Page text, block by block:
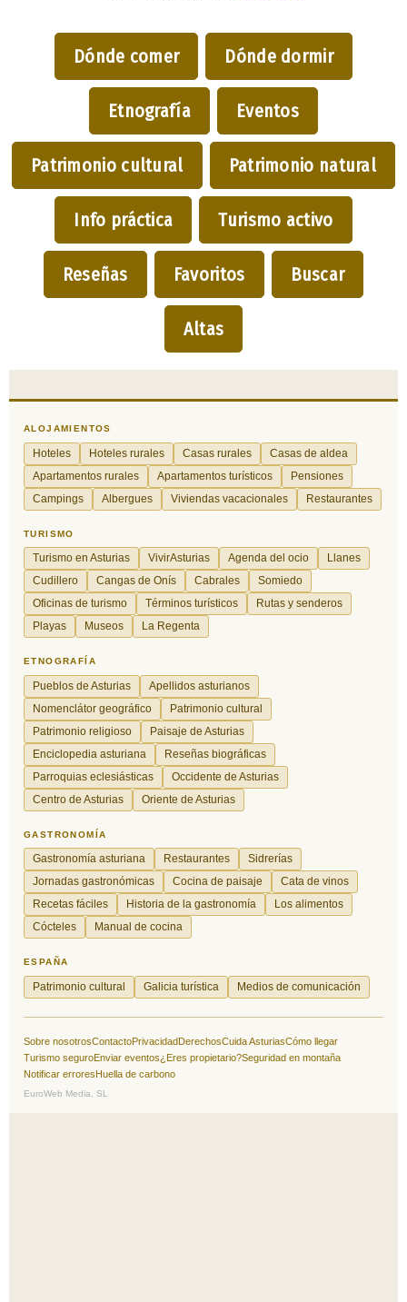
Dónde comer Dónde dormir
Etnografía Eventos
Patrimonio cultural Patrimonio natural
Info práctica Turismo activo
Reseñas Favoritos Buscar
Altas